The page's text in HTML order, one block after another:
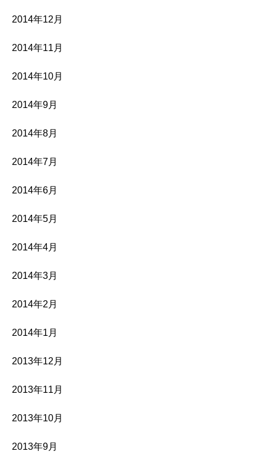
2014年12月
2014年11月
2014年10月
2014年9月
2014年8月
2014年7月
2014年6月
2014年5月
2014年4月
2014年3月
2014年2月
2014年1月
2013年12月
2013年11月
2013年10月
2013年9月